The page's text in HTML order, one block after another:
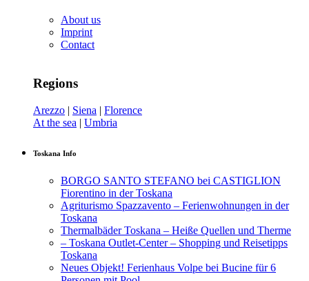
About us
Imprint
Contact
Regions
Arezzo | Siena | Florence
At the sea | Umbria
Toskana Info
BORGO SANTO STEFANO bei CASTIGLION
Fiorentino in der Toskana
Agriturismo Spazzavento – Ferienwohnungen in der
Toskana
Thermalbäder Toskana – Heiße Quellen und Therme
– Toskana Outlet-Center – Shopping und Reisetipps
Toskana
Neues Objekt! Ferienhaus Volpe bei Bucine für 6